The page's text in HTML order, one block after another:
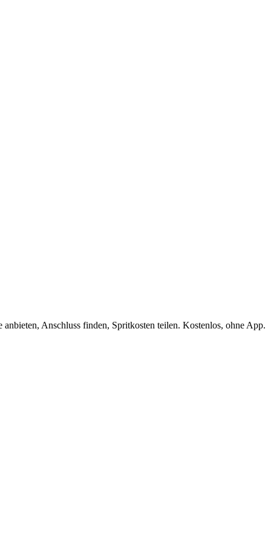
Anschluss finden, Spritkosten teilen. Kostenlos, ohne App.